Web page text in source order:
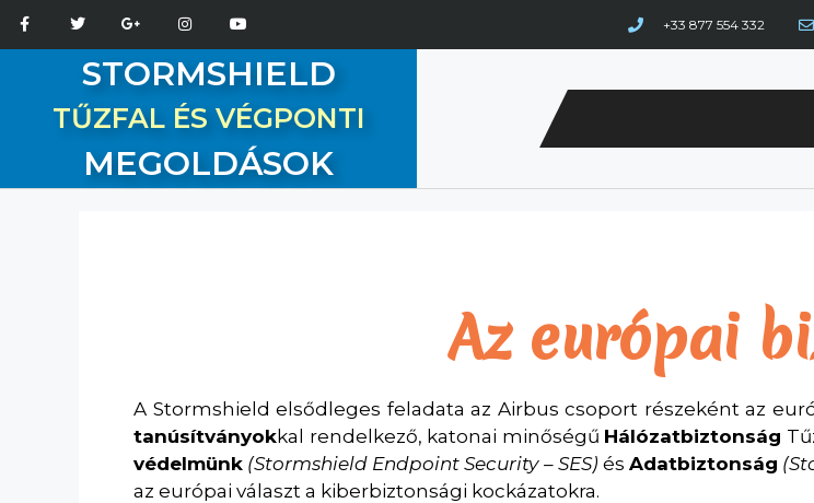
+33 877 554 332
STORMSHIELD
TŰZFAL ÉS VÉGPONTI
MEGOLDÁSOK
Az európai
A Stormshield elsődleges feladata az Airbus csoport részeként az
tanúsítványokkal rendelkező, katonai minőségű Hálózatbiztonság
védelmünk (Stormshield Endpoint Security – SES) ésAdatbiztonság
az európai választ a kiberbiztonsági kockázatokra.